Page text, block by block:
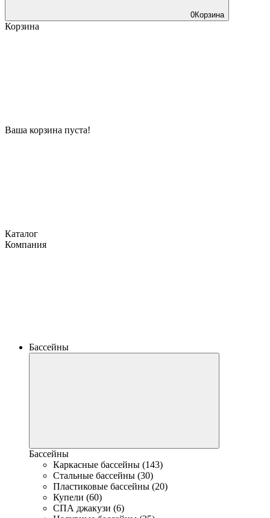
0Корзина
Корзина
Ваша корзина пуста!
Каталог
Компания
Бассейны
Бассейны
Каркасные бассейны (143)
Стальные бассейны (30)
Пластиковые бассейны (20)
Купели (60)
СПА джакузи (6)